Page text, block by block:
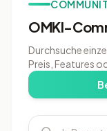
OMKI-
Durchsuche
Preis, Features